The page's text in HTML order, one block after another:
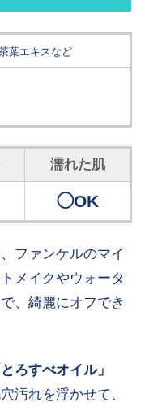
葉エキスなど
濡れた肌
◯OK
ファンケルのマイ
メイクやウォータ
、綺麗にオフでき
ろすべオイル」
汚れを浮かせて、